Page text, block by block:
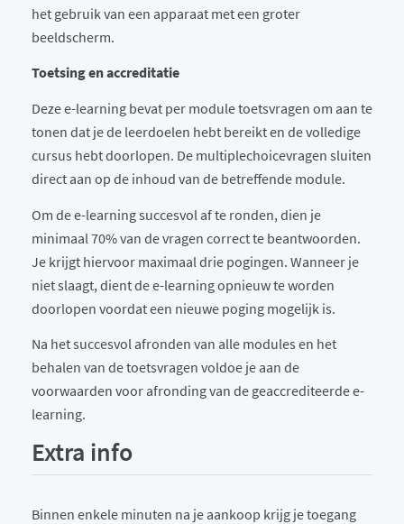
het gebruik van een apparaat met een groter
beeldscherm.
Toetsing en accreditatie
Deze e-learning bevat per module toetsvragen om aan te
tonen dat je de leerdoelen hebt bereikt en de volledige
cursus hebt doorlopen. De multiplechoicevragen sluiten
direct aan op de inhoud van de betreffende module.
Om de e-learning succesvol af te ronden, dien je
minimaal 70% van de vragen correct te beantwoorden.
Je krijgt hiervoor maximaal drie pogingen. Wanneer je
niet slaagt, dient de e-learning opnieuw te worden
doorlopen voordat een nieuwe poging mogelijk is.
Na het succesvol afronden van alle modules en het
behalen van de toetsvragen voldoe je aan de
voorwaarden voor afronding van de geaccrediteerde e-
learning.
Extra info
Binnen enkele minuten na je aankoop krijg je toegang